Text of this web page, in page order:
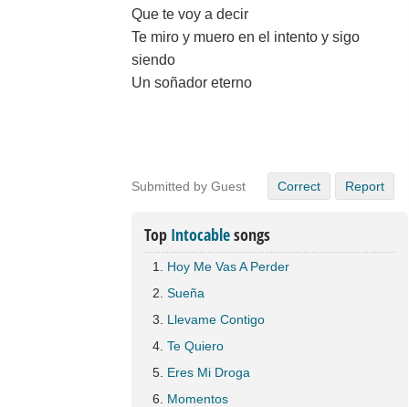
Que te voy a decir
Te miro y muero en el intento y sigo
siendo
Un soñador eterno
Submitted by Guest Correct Report
Top Intocablesongs
Hoy Me Vas A Perder
Sueña
Llevame Contigo
Te Quiero
Eres Mi Droga
Momentos